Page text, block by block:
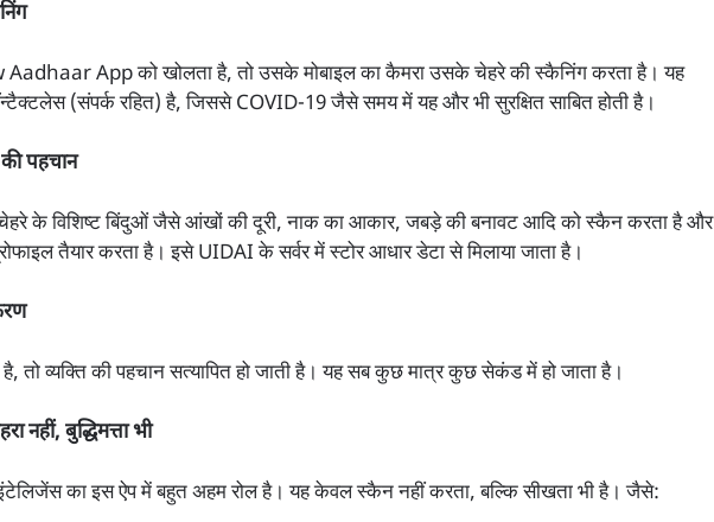
App को खोलता है, तो उसके मोबाइल का कैमरा उसके चेहरे की स्कैनिंग करता है। यह
(संपर्क रहित) है, जिससे COVID-19 जैसे समय में यह और भी सुरक्षित साबित होती है।
पहचान
चेहरे के विशिष्ट बिंदुओं जैसे आंखों की दूरी, नाक का आकार, जबड़े की बनावट आदि को स्कैन करता है और
तैयार करता है। इसे UIDAI के सर्वर में स्टोर आधार डेटा से मिलाया जाता है।
तो व्यक्ति की पहचान सत्यापित हो जाती है। यह सब कुछ मात्र कुछ सेकंड में हो जाता है।
नहीं, बुद्धिमत्ता भी
इंटेलिजेंस का इस ऐप में बहुत अहम रोल है। यह केवल स्कैन नहीं करता, बल्कि सीखता भी है। जैसे: